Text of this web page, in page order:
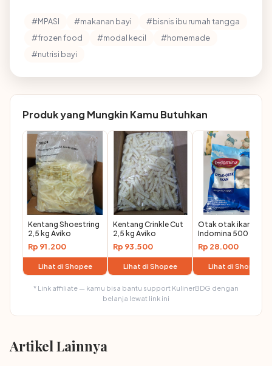
#MPASI #makanan bayi
#bisnis ibu rumah tangga
#frozen food
#modal kecil
#homemade
#nutrisi bayi
Produk yang Mungkin Kamu Butuhkan
Kentang Shoestring
2,5 kg Aviko
Rp 91.200
Lihat di Shopee
Kentang Crinkle Cut
2,5 kg Aviko
Rp 93.500
Lihat di Shopee
Otak otak ikan
Indomina 500 gr
Rp 28.000
Lihat di Shopee
* Link affiliate — kamu bisa bantu support KulinerBDG dengan
belanja lewat link ini
Artikel Lainnya